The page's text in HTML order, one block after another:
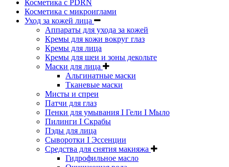
Косметика с PDRN
Косметика с микроиглами
Уход за кожей лица
Аппараты для ухода за кожей
Кремы для кожи вокруг глаз
Кремы для лица
Кремы для шеи и зоны декольте
Маски для лица
Альгинатные маски
Тканевые маски
Мисты и спреи
Патчи для глаз
Пенки для умывания I Гели I Мыло
Пилинги I Cкрабы
Пэды для лица
Сыворотки I Эссенции
Средства для снятия макияжа
Гидрофильное масло